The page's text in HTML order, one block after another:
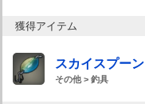
獲得アイテム
スカイスプーン
その他 > 釣具